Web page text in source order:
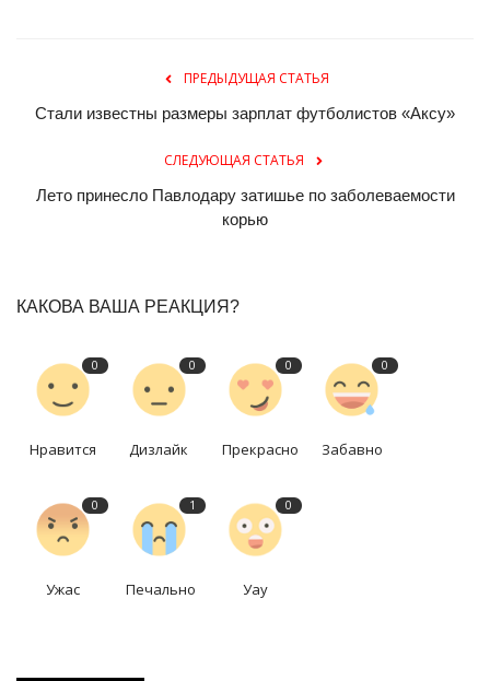
ПРЕДЫДУЩАЯ СТАТЬЯ
Стали известны размеры зарплат футболистов «Аксу»
СЛЕДУЮЩАЯ СТАТЬЯ
Лето принесло Павлодару затишье по заболеваемости
корью
КАКОВА ВАША РЕАКЦИЯ?
0
Нравится
0
Дизлайк
0
Прекрасно
0
Забавно
0
Ужас
1
Печально
0
Уау